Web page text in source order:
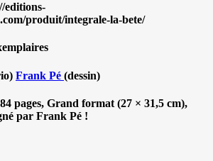
editions-
produit/integrale-la-bete/
Frank Pé (dessin)
pages, Grand format (27 × 31,5 cm),
par Frank Pé !